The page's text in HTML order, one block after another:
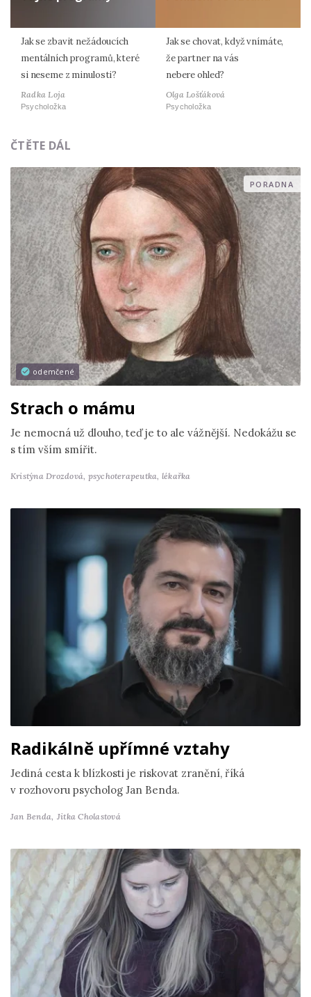
Jak se zbavit nežádoucích
mentálních programů, které
si neseme z minulosti?
Radka Loja
Psycholožka
Jak se chovat, když vnímáte,
že partner na vás
nebere ohled?
Olga Lošťáková
Psycholožka
ČTĚTE DÁL
odemčené
PORADNA
Strach o mámu
Je nemocná už dlouho, teď je to ale vážnější. Nedokážu se
s tím vším smířit.
Kristýna Drozdová, psychoterapeutka, lékařka
Radikálně upřímné vztahy
Jediná cesta k blízkosti je riskovat zranění, říká
v rozhovoru psycholog Jan Benda.
Jan Benda, Jitka Cholastová